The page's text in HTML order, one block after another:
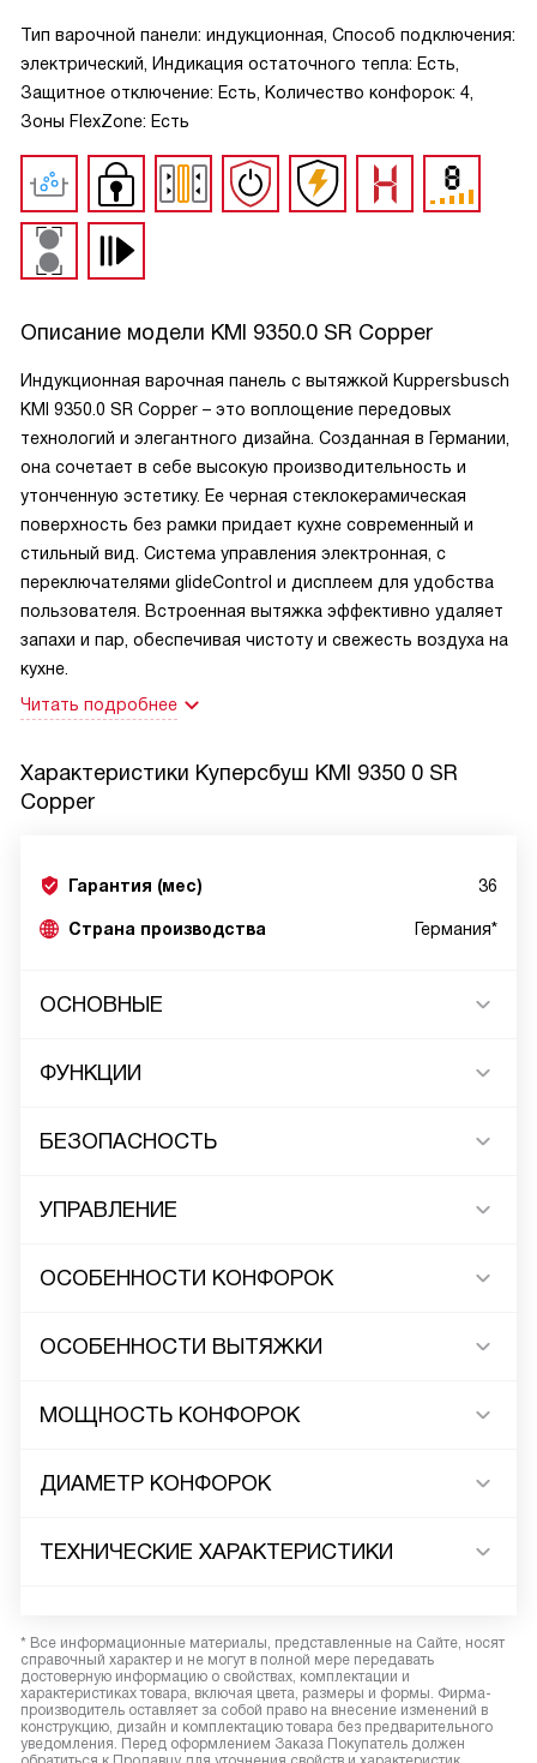
Тип варочной панели: индукционная, Способ подключения:
электрический, Индикация остаточного тепла: Есть,
Защитное отключение: Есть, Количество конфорок: 4,
Зоны FlexZone: Есть
Описание модели KMI 9350.0 SR Copper
Индукционная варочная панель с вытяжкой Kuppersbusch
KMI 9350.0 SR Copper – это воплощение передовых
технологий и элегантного дизайна. Созданная в Германии,
она сочетает в себе высокую производительность и
утонченную эстетику. Ее черная стеклокерамическая
поверхность без рамки придает кухне современный и
стильный вид. Система управления электронная, с
переключателями glideControl и дисплеем для удобства
пользователя. Встроенная вытяжка эффективно удаляет
запахи и пар, обеспечивая чистоту и свежесть воздуха на
кухне.
Читать подробнее
Характеристики Куперсбуш KMI 9350 0 SR
Copper
Гарантия (мес) 36
Страна производства Германия*
ОСНОВНЫЕ
ФУНКЦИИ
БЕЗОПАСНОСТЬ
УПРАВЛЕНИЕ
ОСОБЕННОСТИ КОНФОРОК
ОСОБЕННОСТИ ВЫТЯЖКИ
МОЩНОСТЬ КОНФОРОК
ДИАМЕТР КОНФОРОК
ТЕХНИЧЕСКИЕ ХАРАКТЕРИСТИКИ
* Все информационные материалы, представленные на Сайте, носят
справочный характер и не могут в полной мере передавать
достоверную информацию о свойствах, комплектации и
характеристиках товара, включая цвета, размеры и формы. Фирма-
производитель оставляет за собой право на внесение изменений в
конструкцию, дизайн и комплектацию товара без предварительного
уведомления. Перед оформлением Заказа Покупатель должен